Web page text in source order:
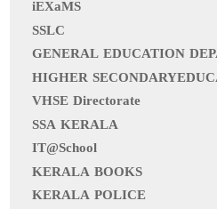
iEXaMS
SSLC
GENERAL EDUCATION
HIGHER
VHSE Directorate
SSA KERALA
IT@School
KERALA BOOKS
KERALA POLICE